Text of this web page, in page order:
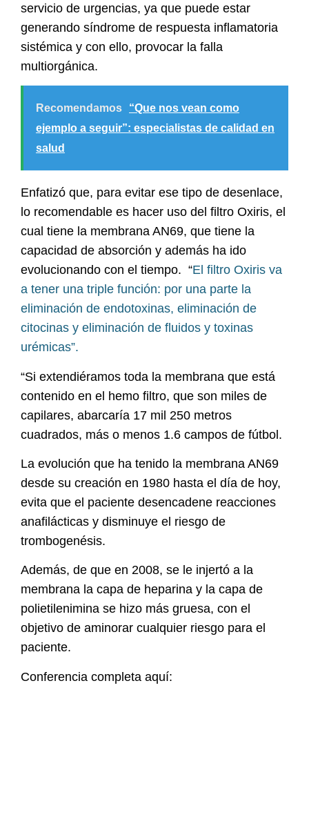
servicio de urgencias, ya que puede estar
generando síndrome de respuesta inflamatoria
sistémica y con ello, provocar la falla
multiorgánica.
Recomendamos
“Que nos vean como
ejemplo a seguir”: especialistas de calidad en
salud
Enfatizó que, para evitar ese tipo de desenlace,
lo recomendable es hacer uso del filtro Oxiris, el
cual tiene la membrana AN69, que tiene la
capacidad de absorción y además ha ido
evolucionando con el tiempo. “El filtro Oxiris va
a tener una triple función: por una parte la
eliminación de endotoxinas, eliminación de
citocinas y eliminación de fluidos y toxinas
urémicas”.
“Si extendiéramos toda la membrana que está
contenido en el hemo filtro, que son miles de
capilares, abarcaría 17 mil 250 metros
cuadrados, más o menos 1.6 campos de fútbol.
La evolución que ha tenido la membrana AN69
desde su creación en 1980 hasta el día de hoy,
evita que el paciente desencadene reacciones
anafilácticas y disminuye el riesgo de
trombogenésis.
Además, de que en 2008, se le injertó a la
membrana la capa de heparina y la capa de
polietilenimina se hizo más gruesa, con el
objetivo de aminorar cualquier riesgo para el
paciente.
Conferencia completa aquí: